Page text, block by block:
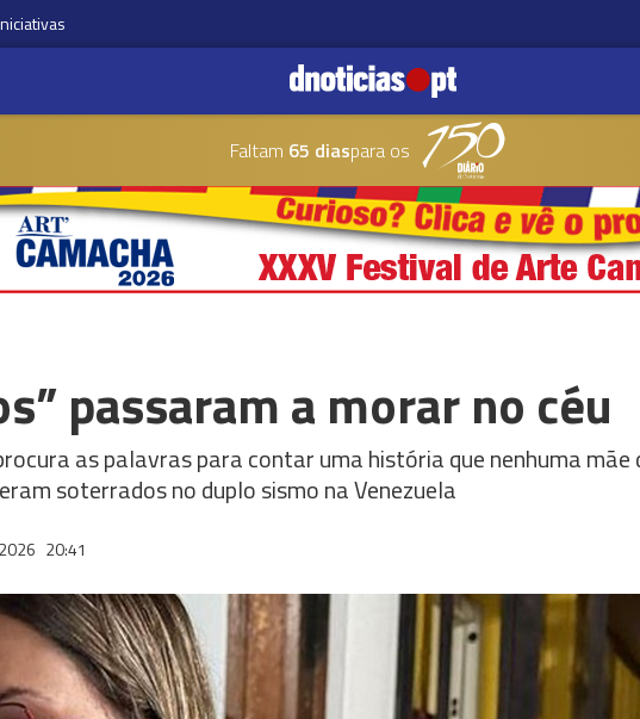
Faltam 65 diaspara os
passaram a morar no céu
as palavras para contar uma história que nenhuma
soterrados no duplo sismo na Venezuela
20:41